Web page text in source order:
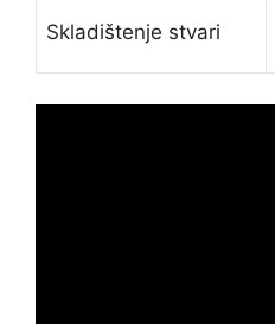
Skladištenje stvari